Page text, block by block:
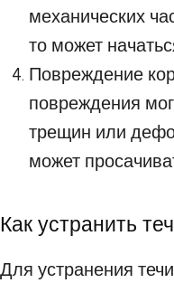
механических
то может
Повреждение
повреждения
трещин или
может
Как устранить
Для устранения